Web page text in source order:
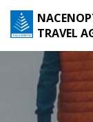
TRAVEL